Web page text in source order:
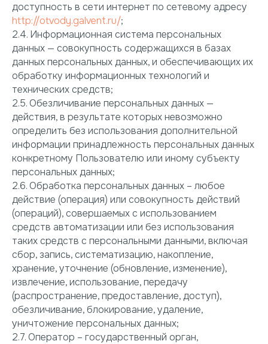
доступность в сети интернет по сетевому адресу
http://otvody.galvent.ru/;
2.4. Информационная система персональных
данных — совокупность содержащихся в базах
данных персональных данных, и обеспечивающих их
обработку информационных технологий и
технических средств;
2.5. Обезличивание персональных данных —
действия, в результате которых невозможно
определить без использования дополнительной
информации принадлежность персональных данных
конкретному Пользователю или иному субъекту
персональных данных;
2.6. Обработка персональных данных – любое
действие (операция) или совокупность действий
(операций), совершаемых с использованием
средств автоматизации или без использования
таких средств с персональными данными, включая
сбор, запись, систематизацию, накопление,
хранение, уточнение (обновление, изменение),
извлечение, использование, передачу
(распространение, предоставление, доступ),
обезличивание, блокирование, удаление,
уничтожение персональных данных;
2.7. Оператор – государственный орган,